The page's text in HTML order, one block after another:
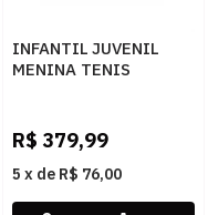
INFANTIL JUVENIL
MENINA TENIS
FTWWHT/VIOLET/BLILIL
R$ 379,99
5 x de R$ 76,00